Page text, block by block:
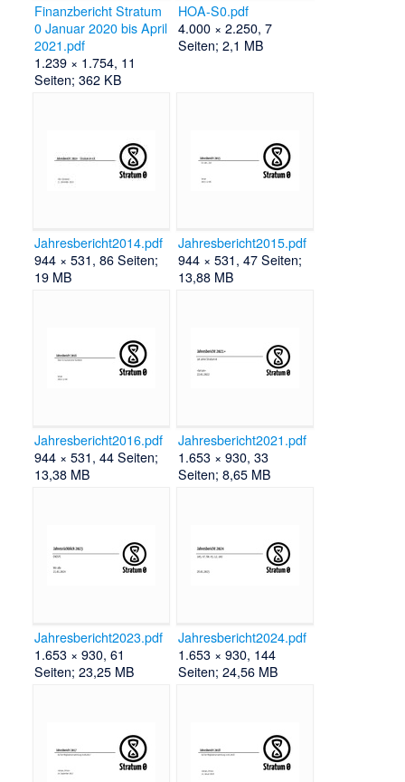
Finanzbericht Stratum
0 Januar 2020 bis April
2021.pdf
1.239 × 1.754, 11
Seiten; 362 KB
HOA-S0.pdf
4.000 × 2.250, 7
Seiten; 2,1 MB
Jahresbericht2014.pdf
944 × 531, 86 Seiten;
19 MB
Jahresbericht2015.pdf
944 × 531, 47 Seiten;
13,88 MB
Jahresbericht2016.pdf
944 × 531, 44 Seiten;
13,38 MB
Jahresbericht2021.pdf
1.653 × 930, 33
Seiten; 8,65 MB
Jahresbericht2023.pdf
1.653 × 930, 61
Seiten; 23,25 MB
Jahresbericht2024.pdf
1.653 × 930, 144
Seiten; 24,56 MB